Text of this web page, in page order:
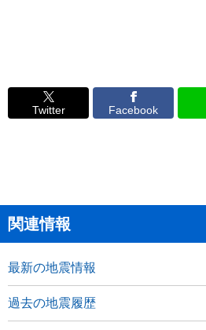
Twitter Facebook
関連情報
最新の地震情報
過去の地震履歴